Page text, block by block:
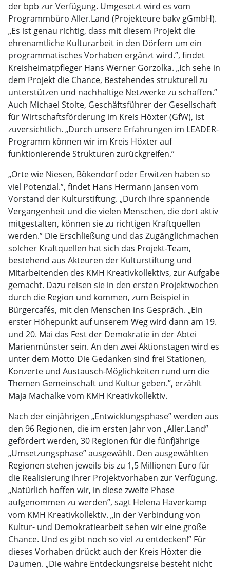
der bpb zur Verfügung. Umgesetzt wird es vom
Programmbüro Aller.Land (Projekteure bakv gGmbH).
„Es ist genau richtig, dass mit diesem Projekt die
ehrenamtliche Kulturarbeit in den Dörfern um ein
programmatisches Vorhaben ergänzt wird.”, findet
Kreisheimatpfleger Hans Werner Gorzolka. „Ich sehe in
dem Projekt die Chance, Bestehendes strukturell zu
unterstützen und nachhaltige Netzwerke zu schaffen.”
Auch Michael Stolte, Geschäftsführer der Gesellschaft
für Wirtschaftsförderung im Kreis Höxter (GfW), ist
zuversichtlich. „Durch unsere Erfahrungen im LEADER-
Programm können wir im Kreis Höxter auf
funktionierende Strukturen zurückgreifen.”
„Orte wie Niesen, Bökendorf oder Erwitzen haben so
viel Potenzial.”, findet Hans Hermann Jansen vom
Vorstand der Kulturstiftung. „Durch ihre spannende
Vergangenheit und die vielen Menschen, die dort aktiv
mitgestalten, können sie zu richtigen Kraftquellen
werden.” Die Erschließung und das Zugänglichmachen
solcher Kraftquellen hat sich das Projekt-Team,
bestehend aus Akteuren der Kulturstiftung und
Mitarbeitenden des KMH Kreativkollektivs, zur Aufgabe
gemacht. Dazu reisen sie in den ersten Projektwochen
durch die Region und kommen, zum Beispiel in
Bürgercafés, mit den Menschen ins Gespräch. „Ein
erster Höhepunkt auf unserem Weg wird dann am 19.
und 20. Mai das Fest der Demokratie in der Abtei
Marienmünster sein. An den zwei Aktionstagen wird es
unter dem Motto Die Gedanken sind frei Stationen,
Konzerte und Austausch-Möglichkeiten rund um die
Themen Gemeinschaft und Kultur geben.”, erzählt
Maja Machalke vom KMH Kreativkollektiv.
Nach der einjährigen „Entwicklungsphase” werden aus
den 96 Regionen, die im ersten Jahr von „Aller.Land”
gefördert werden, 30 Regionen für die fünfjährige
„Umsetzungsphase” ausgewählt. Den ausgewählten
Regionen stehen jeweils bis zu 1,5 Millionen Euro für
die Realisierung ihrer Projektvorhaben zur Verfügung.
„Natürlich hoffen wir, in diese zweite Phase
aufgenommen zu werden”, sagt Helena Haverkamp
vom KMH Kreativkollektiv. „In der Verbindung von
Kultur- und Demokratiearbeit sehen wir eine große
Chance. Und es gibt noch so viel zu entdecken!” Für
dieses Vorhaben drückt auch der Kreis Höxter die
Daumen. „Die wahre Entdeckungsreise besteht nicht